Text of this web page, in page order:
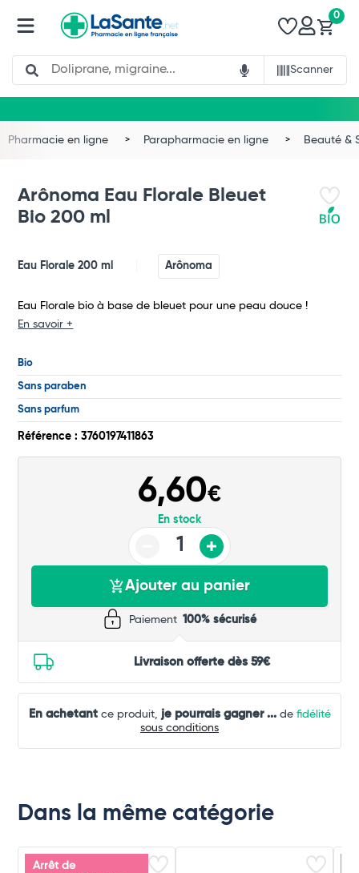
Search
Scanner
0
Total
Pharmacie en ligne Parapharmacie en ligne Beauté &
Arônoma Eau Florale Bleuet
Bio 200 ml
Eau Florale 200 ml Arônoma
Eau Florale bio à base de bleuet pour une peau douce !
En savoir +
Bio
Sans paraben
Sans parfum
Référence : 3760197411863
6,60€
En stock
Ajouter au panier
Paiement 100% sécurisé
Livraison offerte dès 59€
En achetantce produit, je pourrais gagner ...de fidélité
sous conditions
Dans la même catégorie
Arrêt de